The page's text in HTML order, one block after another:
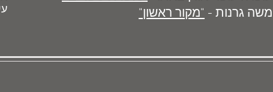
משה גרנות - "מקור ראשון"